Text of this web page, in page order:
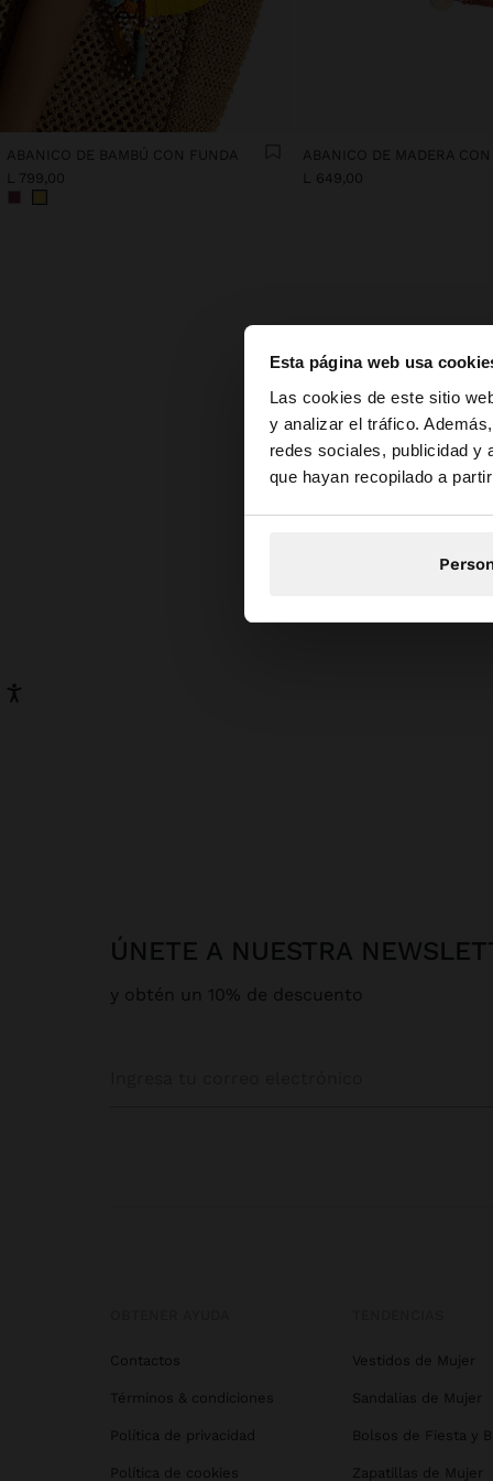
Esta página web usa
Las cookies de este sitio
y analizar el tráfico.
redes sociales, publicidad y
que hayan recopilado a
hola
Estás accediendo a
ABANICO DE BAMBÚ CON FUNDA
L 799,00
ABANICO DE MADERA
L 649,00
Los
de
e
ÚNETE A NUESTRA
y obtén un 10% de descuento
Contactos
Términos & condiciones
Política de privacidad
Política de cookies
Vestidos de Mujer
Sandalias de Mujer
Bolsos de Fiesta y
Zapatillas de Mujer